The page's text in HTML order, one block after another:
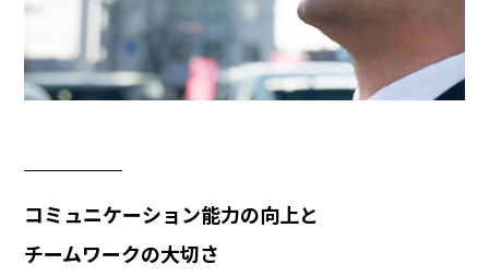
コミュニケーション能力の向上と
チームワークの大切さ